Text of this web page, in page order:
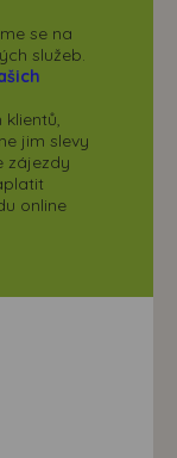
se na
služeb.
klientů,
jim slevy
zájezdy
online